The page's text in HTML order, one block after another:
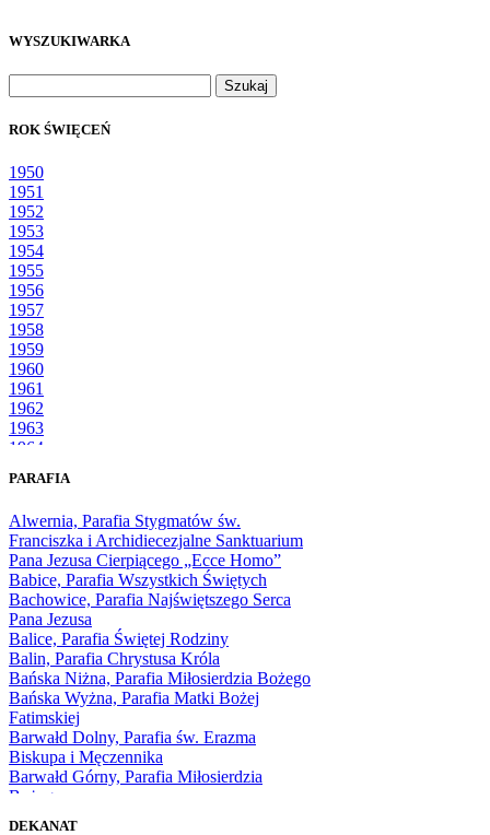
WYSZUKIWARKA
ROK ŚWIĘCEŃ
1950
1951
1952
1953
1954
1955
1956
1957
1958
1959
1960
1961
1962
1963
1964
1966
1968
1969
1970
1971
1972
1973
1974
1975
1976
1977
1978
1979
1980
1981
1983
PARAFIA
Alwernia, Parafia Stygmatów św.
Franciszka i Archidiecezjalne Sanktuarium
Pana Jezusa Cierpiącego „Ecce Homo”
Babice, Parafia Wszystkich Świętych
Bachowice, Parafia Najświętszego Serca
Pana Jezusa
Balice, Parafia Świętej Rodziny
Balin, Parafia Chrystusa Króla
Bańska Niżna, Parafia Miłosierdzia Bożego
Bańska Wyżna, Parafia Matki Bożej
Fatimskiej
Barwałd Dolny, Parafia św. Erazma
Biskupa i Męczennika
Barwałd Górny, Parafia Miłosierdzia
Bożego
DEKANAT